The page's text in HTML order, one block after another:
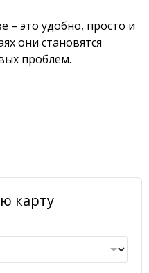
это удобно, просто и
они становятся
проблем.
карту